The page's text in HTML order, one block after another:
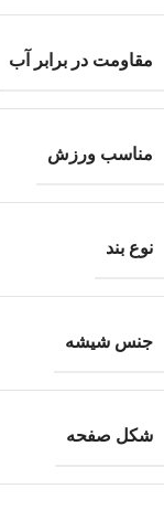
مقاومت در برابر آب
مناسب ورزش
نوع بند
جنس شیشه
شکل صفحه